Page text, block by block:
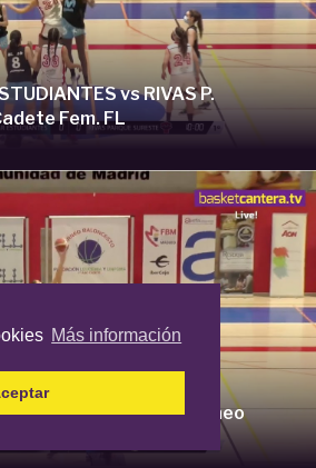
Más información
vs RIVAS P.
Fem. FL
vs R. CANOE.- Torneo